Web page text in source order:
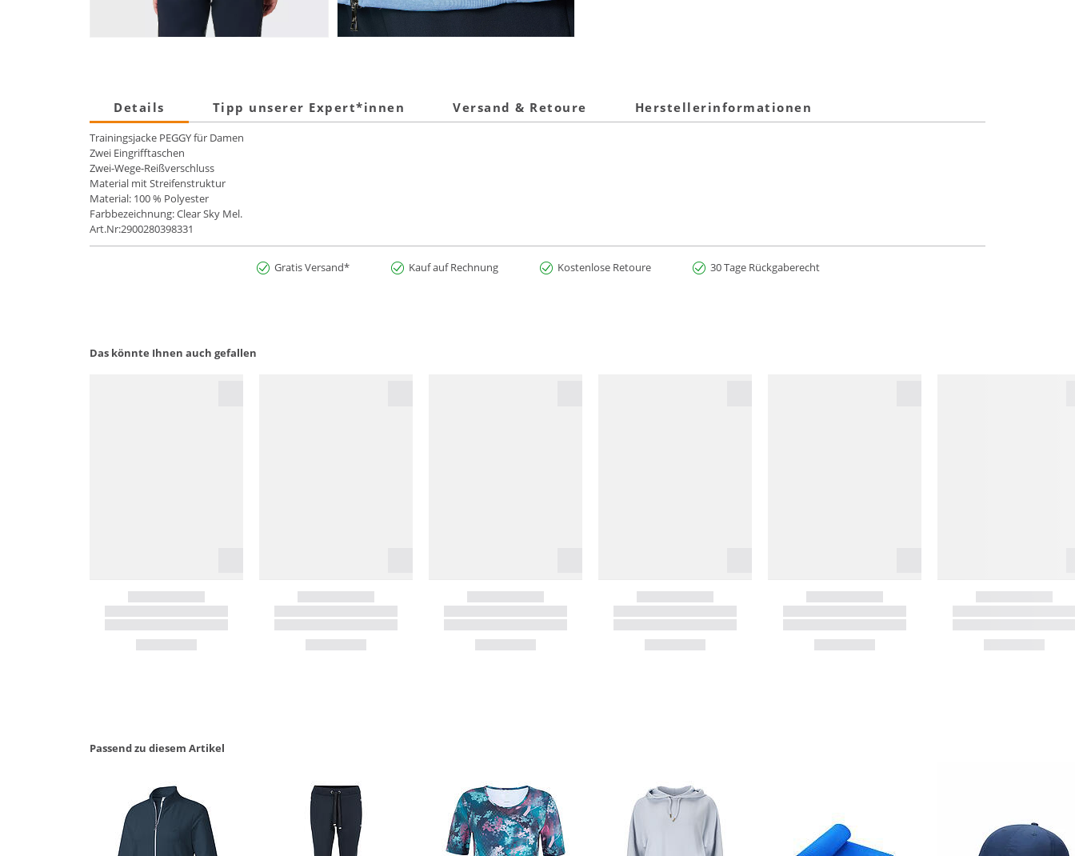
Details Tipp unserer Expert*innen Versand & Retoure Herstellerinformationen
Trainingsjacke PEGGY für Damen
Zwei Eingrifftaschen
Zwei-Wege-Reißverschluss
Material mit Streifenstruktur
Material: 100 % Polyester
Farbbezeichnung: Clear Sky Mel.
Art.Nr:2900280398331
Gratis Versand* Kauf auf Rechnung Kostenlose Retoure 30 Tage Rückgaberecht
Das könnte Ihnen auch gefallen
Passend zu diesem Artikel